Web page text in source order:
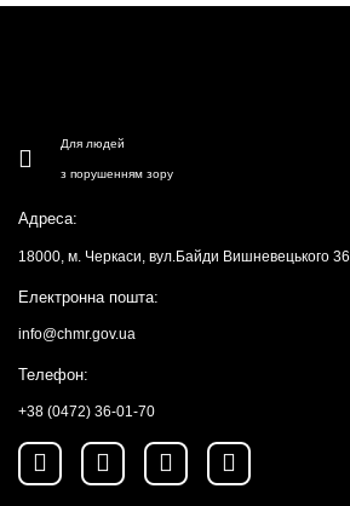
Для людей
з порушенням зору
Адреса:
18000, м. Черкаси, вул.Байди Вишневецького 36
Електронна пошта:
info@chmr.gov.ua
Телефон:
+38 (0472) 36-01-70